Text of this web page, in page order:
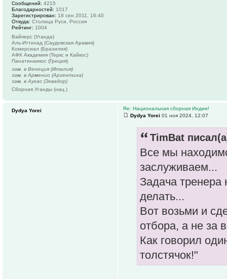
Сообщений: 4215
Благодарностей: 1017
Зарегистрирован: 18 сен 2011, 16:40
Откуда: Столица Руси, Россия
Рейтинг: 1004
Вайперс (Уганда)
Аль-Иттихад (Саудовская Аравия)
Комерсиал (Бразилия)
АФК Академия (Теркс и Кайкос)
Панатинаикос (Греция)
зам. в Венеция (Италия)
зам. в Арменио (Аргентина)
зам. в Аукас (Эквадор)
Сборная Уганды (нац.)
Re: Национальная сборная Индии!
Dydya Yorei 01 ноя 2024, 12:07
TimBat
Все мы
заслуживаем...
Задача
делать...
Вот возьми и
отбора, а не за
Как говорил
толстячок!"
Dydya Yorei